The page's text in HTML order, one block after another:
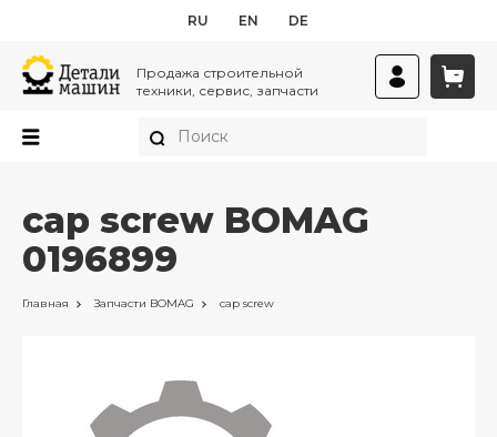
RU EN DE
Продажа строительной
техники, сервис, запчасти
cap screw BOMAG
0196899
Главная Запчасти BOMAG cap screw